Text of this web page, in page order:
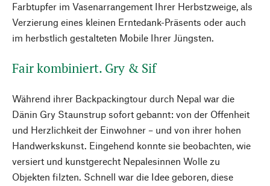
Farbtupfer im Vasenarrangement Ihrer Herbstzweige, als
Verzierung eines kleinen Erntedank-Präsents oder auch
im herbstlich gestalteten Mobile Ihrer Jüngsten.
Fair kombiniert. Gry & Sif
Während ihrer Backpackingtour durch Nepal war die
Dänin Gry Staunstrup sofort gebannt: von der Offenheit
und Herzlichkeit der Einwohner – und von ihrer hohen
Handwerkskunst. Eingehend konnte sie beobachten, wie
versiert und kunstgerecht Nepalesinnen Wolle zu
Objekten filzten. Schnell war die Idee geboren, diese